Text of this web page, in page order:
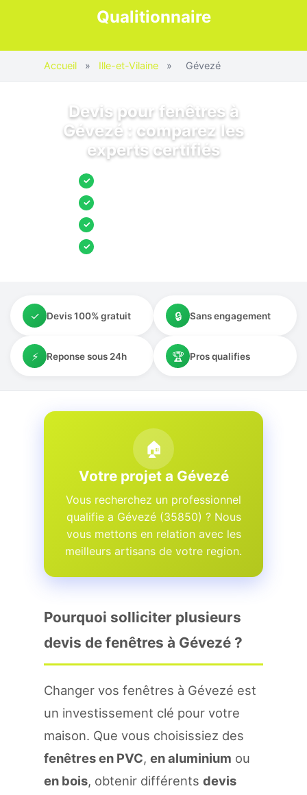
Qualitionnaire
Accueil » Ille-et-Vilaine » Gévezé
Devis pour fenêtres à
Gévezé : comparez les
experts certifiés
✓
✓
✓
✓
✓ Devis 100% gratuit 🔒 Sans engagement
⚡ Reponse sous 24h 🏆 Pros qualifies
🏠
Votre projet a Gévezé
Vous recherchez un professionnel
qualifie a Gévezé (35850) ? Nous
vous mettons en relation avec les
meilleurs artisans de votre region.
Pourquoi solliciter plusieurs
devis de fenêtres à Gévezé ?
Changer vos fenêtres à Gévezé est
un investissement clé pour votre
maison. Que vous choisissiez des
fenêtres en PVC, en aluminium ou
en bois, obtenir différents devis